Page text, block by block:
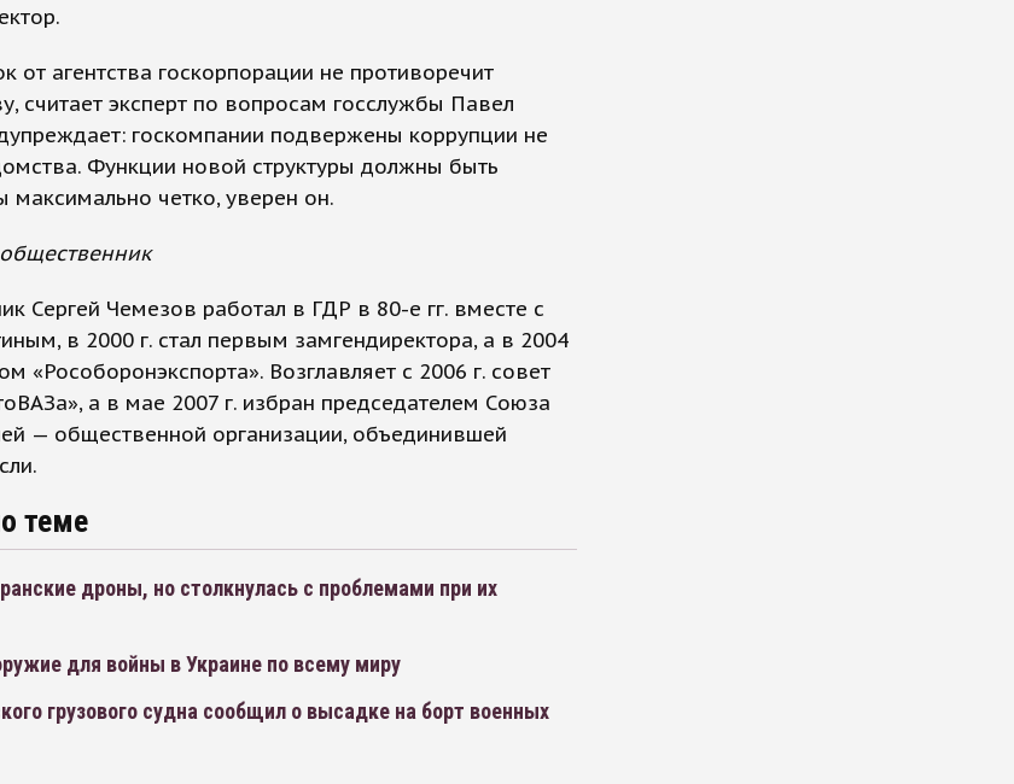
от агентства госкорпорации не противоречит
считает эксперт по вопросам госслужбы Павел
госкомпании подвержены коррупции не
Функции новой структуры должны быть
четко, уверен он.
Сергей Чемезов работал в ГДР в 80-е гг. вместе с
в 2000 г. стал первым замгендиректора, а в 2004
«Рособоронэкспорта». Возглавляет с 2006 г. совет
а в мае 2007 г. избран председателем Союза
— общественной организации, объединившей
теме
дроны, но столкнулась с проблемами при их
для войны в Украине по всему миру
грузового судна сообщил о высадке на борт военных